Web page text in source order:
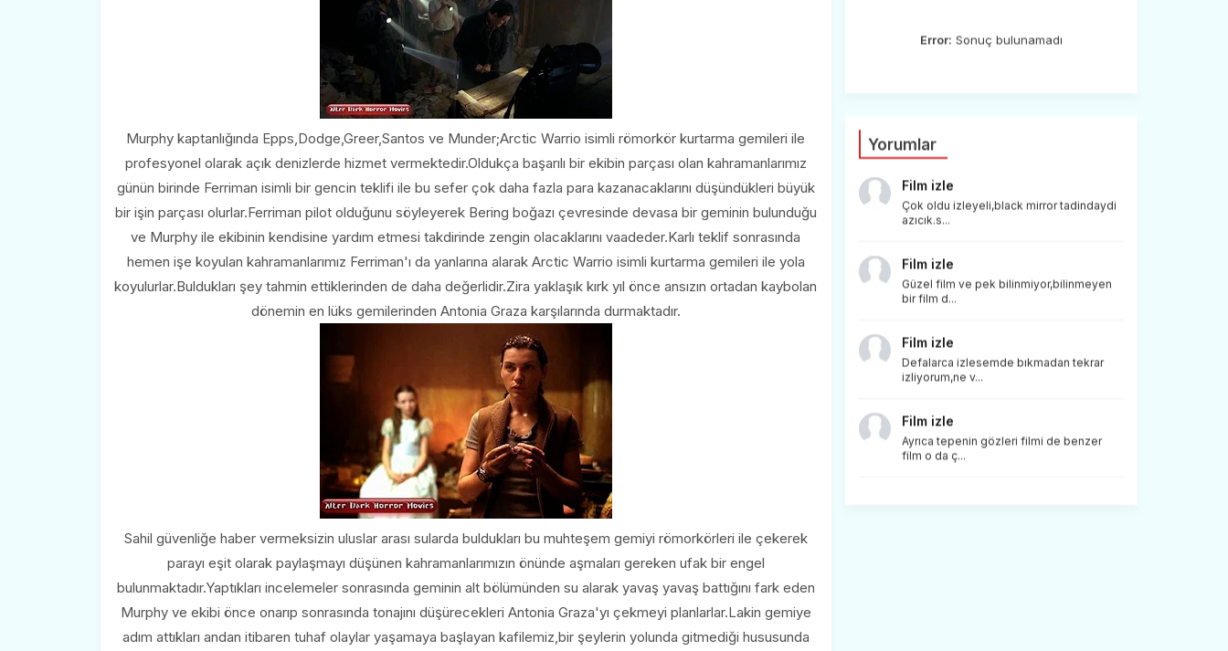
Murphy kaptanlığında Epps,Dodge,Greer,Santos ve Munder;Arctic Warrio isimli römorkör kurtarma gemileri ile
profesyonel olarak açık denizlerde hizmet vermektedir.Oldukça başarılı bir ekibin parçası olan kahramanlarımız
günün birinde Ferriman isimli bir gencin teklifi ile bu sefer çok daha fazla para kazanacaklarını düşündükleri büyük
bir işin parçası olurlar.Ferriman pilot olduğunu söyleyerek Bering boğazı çevresinde devasa bir geminin bulunduğu
ve Murphy ile ekibinin kendisine yardım etmesi takdirinde zengin olacaklarını vaadeder.Karlı teklif sonrasında
hemen işe koyulan kahramanlarımız Ferriman'ı da yanlarına alarak Arctic Warrio isimli kurtarma gemileri ile yola
koyulurlar.Buldukları şey tahmin ettiklerinden de daha değerlidir.Zira yaklaşık kırk yıl önce ansızın ortadan kaybolan
dönemin en lüks gemilerinden Antonia Graza karşılarında durmaktadır.
Sahil güvenliğe haber vermeksizin uluslar arası sularda buldukları bu muhteşem gemiyi römorkörleri ile çekerek
parayı eşit olarak paylaşmayı düşünen kahramanlarımızın önünde aşmaları gereken ufak bir engel
bulunmaktadır.Yaptıkları incelemeler sonrasında geminin alt bölümünden su alarak yavaş yavaş battığını fark eden
Murphy ve ekibi önce onarıp sonrasında tonajını düşürecekleri Antonia Graza'yı çekmeyi planlarlar.Lakin gemiye
adım attıkları andan itibaren tuhaf olaylar yaşamaya başlayan kafilemiz,bir şeylerin yolunda gitmediği hususunda
Error: Sonuç bulunamadı
Yorumlar
Film izle
Çok oldu izleyeli,black mirror tadindaydi
azıcık.s...
Film izle
Güzel film ve pek bilinmiyor,bilinmeyen
bir film d...
Film izle
Defalarca izlesemde bıkmadan tekrar
izliyorum,ne v...
Film izle
Ayrıca tepenin gözleri filmi de benzer
film o da ç...